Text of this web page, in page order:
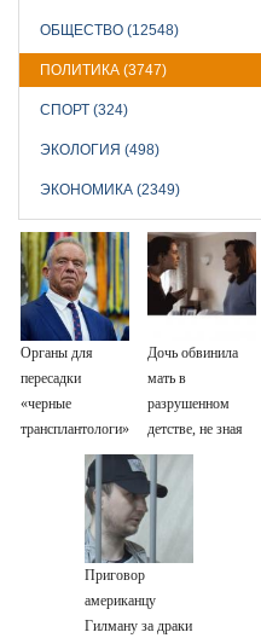
ОБЩЕСТВО (12548)
ПОЛИТИКА (3747)
СПОРТ (324)
ЭКОЛОГИЯ (498)
ЭКОНОМИКА (2349)
Органы для
пересадки
«черные
трансплантологи»
извлекали у еще
живых пациентов
Дочь обвинила
мать в
разрушенном
детстве, не зная
всей правды о
своём отце -
история одной
Приговор
американцу
Гилману за драки